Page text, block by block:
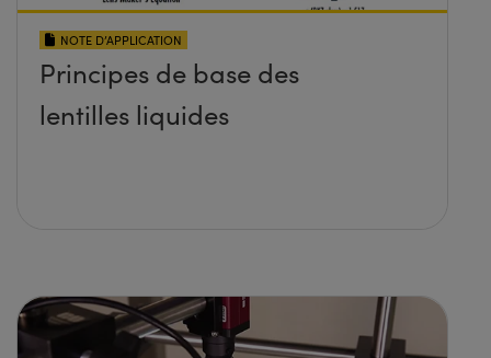
NOTE D’APPLICATION
Principes de base des
lentilles liquides